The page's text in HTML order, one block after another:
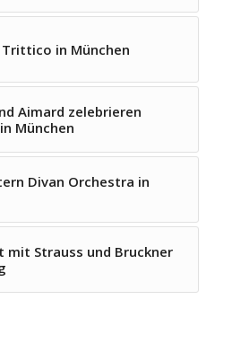
Trittico in München
Aimard zelebrieren
München
Divan Orchestra in
mit Strauss und Bruckner